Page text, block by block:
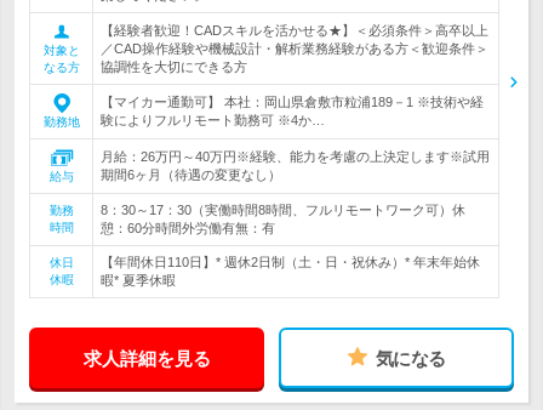
対象と
なる方
【経験者歓迎！CADスキルを活かせる★】＜必須条件＞高卒以上
／CAD操作経験や機械設計・解析業務経験がある方＜歓迎条件＞
協調性を大切にできる方
勤務地
【マイカー通勤可】 本社：岡山県倉敷市粒浦189－1 ※技術や経
験によりフルリモート勤務可 ※4か…
給与
月給：26万円～40万円※経験、能力を考慮の上決定します※試用
期間6ヶ月（待遇の変更なし）
勤務
時間
8：30～17：30（実働時間8時間、フルリモートワーク可）休
憩：60分時間外労働有無：有
休日
休暇
【年間休日110日】* 週休2日制（土・日・祝休み）* 年末年始休
暇* 夏季休暇
求人詳細を見る 気になる